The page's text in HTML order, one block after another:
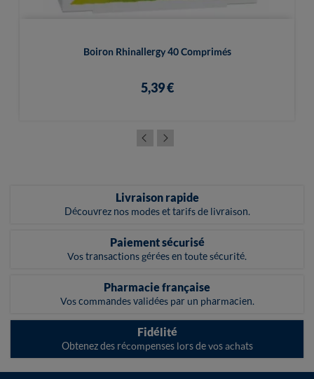
Boiron Rhinallergy 40 Comprimés
5,39 €
Livraison rapide
Découvrez nos modes et tarifs de livraison.
Paiement sécurisé
Vos transactions gérées en toute sécurité.
Pharmacie française
Vos commandes validées par un pharmacien.
Fidélité
Obtenez des récompenses lors de vos achats